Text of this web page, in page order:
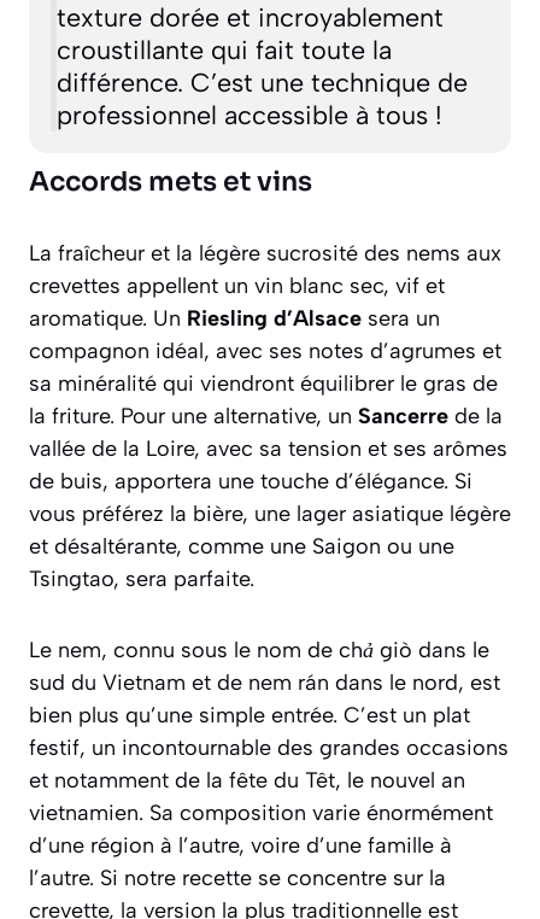
texture dorée et incroyablement
croustillante qui fait toute la
différence. C’est une technique de
professionnel accessible à tous !
Accords mets et vins
La fraîcheur et la légère sucrosité des nems aux
crevettes appellent un vin blanc sec, vif et
aromatique. Un Riesling d’Alsace sera un
compagnon idéal, avec ses notes d’agrumes et
sa minéralité qui viendront équilibrer le gras de
la friture. Pour une alternative, un Sancerre de la
vallée de la Loire, avec sa tension et ses arômes
de buis, apportera une touche d’élégance. Si
vous préférez la bière, une lager asiatique légère
et désaltérante, comme une Saigon ou une
Tsingtao, sera parfaite.
Le nem, connu sous le nom de chả giò dans le
sud du Vietnam et de nem rán dans le nord, est
bien plus qu’une simple entrée. C’est un plat
festif, un incontournable des grandes occasions
et notamment de la fête du Têt, le nouvel an
vietnamien. Sa composition varie énormément
d’une région à l’autre, voire d’une famille à
l’autre. Si notre recette se concentre sur la
crevette, la version la plus traditionnelle est